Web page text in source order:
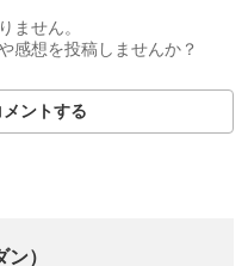
ません。
感想を投稿しませんか？
ントする
）